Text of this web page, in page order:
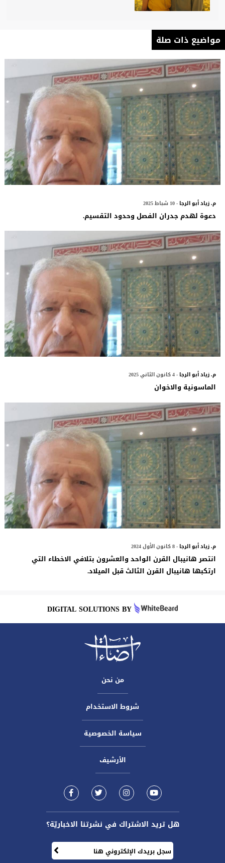
مواضيع ذات صلة
م. زياد أبو الرجا - 10 شباط 2025
دعوة لهدم جدران الفصل وحدود التقسيم.
م. زياد أبو الرجا - 4 كانون الثاني 2025
الماسونية والاخوان
م. زياد أبو الرجا - 8 كانون الأول 2024
انتصر هانيبال القرن الواحد والعشرون بتلافي الاخطاء التي
ارتكبها هانيبال القرن الثالث قبل الميلاد.
DIGITAL SOLUTIONS BY
من نحن
شروط الاستخدام
سياسة الخصوصية
الأرشيف
هل تريد الاشتراك في نشرتنا الاخباريّة؟